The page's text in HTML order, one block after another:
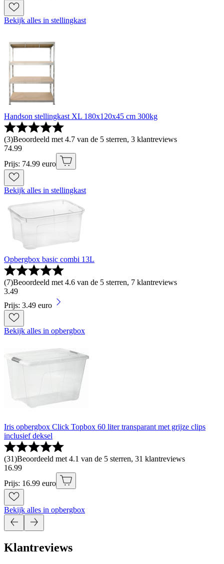
Bekijk alles in stellingkast
Handson stellingkast XL 180x120x45 cm 300kg
(3)Beoordeeld met 4.7 van de 5 sterren, 3 klantreviews
74.99
Prijs: 74.99 euro
Bekijk alles in stellingkast
Opbergbox basic combi 13L
(7)Beoordeeld met 4.6 van de 5 sterren, 7 klantreviews
3.49
Prijs: 3.49 euro
Bekijk alles in opbergbox
Iris opbergbox Click Topbox 60 liter transparant met grijze clips
inclusief deksel
(31)Beoordeeld met 4.1 van de 5 sterren, 31 klantreviews
16.99
Prijs: 16.99 euro
Bekijk alles in opbergbox
Klantreviews